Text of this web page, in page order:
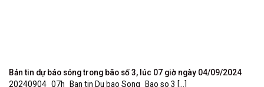
Bản tin dự báo sóng trong bão số 3, lúc 07 giờ ngày 04/09/2024
20240904_07h_Ban tin Du bao Song_Bao so 3 [...]